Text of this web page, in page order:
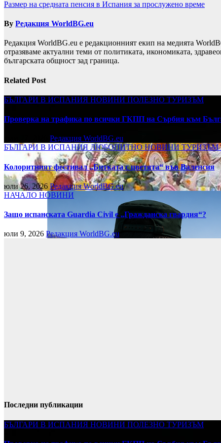
Размер на средната пенсия в Испания за прослужено време
By Редакция WorldBG.eu
Редакция WorldBG.eu е редакционният екип на медията
отразяваме актуални теми от политиката, икономиката,
българската общност зад граница.
Related Post
БЪЛГАРИ В ИСПАНИЯ НОВИНИ ПОЛЕЗНО ТУРИЗЪМ
Проверка на трафика по всички ГКПП на Сърбия към
Редакция WorldBG.eu
БЪЛГАРИ В ИСПАНИЯ ЛЮБОПИТНОНОВИНИТУРИЗЪМ
Колоритният фестивал „Битката с цветята“ във Валенсия
юли 26, 2026 Редакция WorldBG.eu
НАЧАЛО НОВИНИ
Защо испанската Guardia Civil е „Гражданска гвардия“?
юли 9, 2026 Редакция WorldBG.eu
Последни публикации
БЪЛГАРИ В ИСПАНИЯ НОВИНИ ПОЛЕЗНО ТУРИЗЪМ